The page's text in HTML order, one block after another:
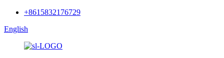
+8615832176729
English